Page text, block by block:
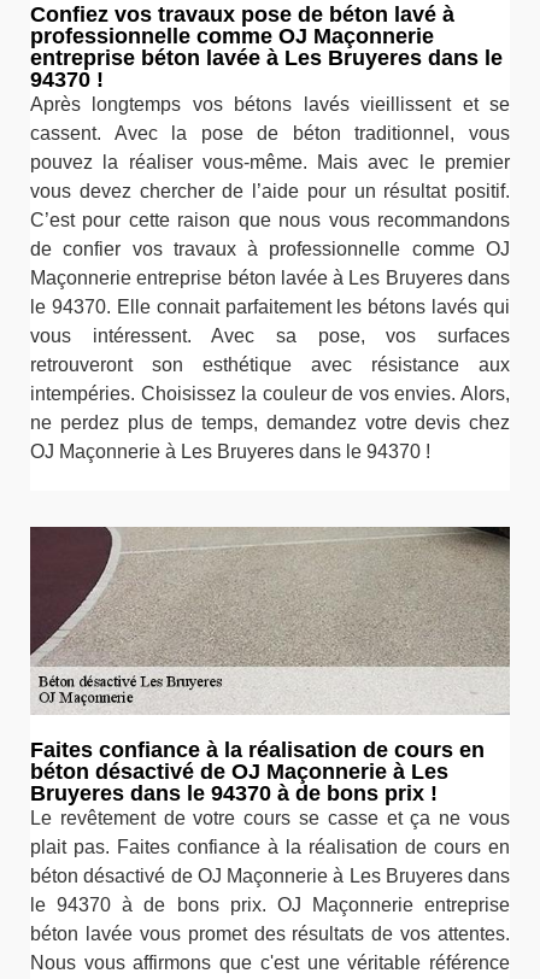
Confiez vos travaux pose de béton lavé à
professionnelle comme OJ Maçonnerie
entreprise béton lavée à Les Bruyeres dans le
94370 !
Après longtemps vos bétons lavés vieillissent et se
cassent. Avec la pose de béton traditionnel, vous
pouvez la réaliser vous-même. Mais avec le premier
vous devez chercher de l’aide pour un résultat positif.
C’est pour cette raison que nous vous recommandons
de confier vos travaux à professionnelle comme OJ
Maçonnerie entreprise béton lavée à Les Bruyeres dans
le 94370. Elle connait parfaitement les bétons lavés qui
vous intéressent. Avec sa pose, vos surfaces
retrouveront son esthétique avec résistance aux
intempéries. Choisissez la couleur de vos envies. Alors,
ne perdez plus de temps, demandez votre devis chez
OJ Maçonnerie à Les Bruyeres dans le 94370 !
Faites confiance à la réalisation de cours en
béton désactivé de OJ Maçonnerie à Les
Bruyeres dans le 94370 à de bons prix !
Le revêtement de votre cours se casse et ça ne vous
plait pas. Faites confiance à la réalisation de cours en
béton désactivé de OJ Maçonnerie à Les Bruyeres dans
le 94370 à de bons prix. OJ Maçonnerie entreprise
béton lavée vous promet des résultats de vos attentes.
Nous vous affirmons que c'est une véritable référence